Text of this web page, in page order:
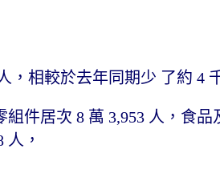
，相較於去年同期少 了約 4
件居次 8 萬 3,953 人，食品
人，